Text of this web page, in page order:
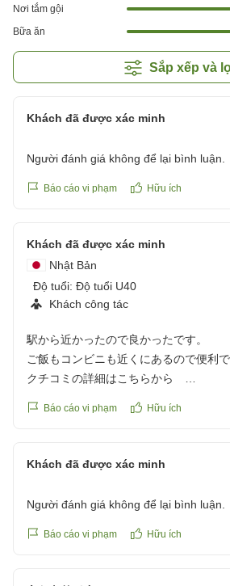
Nơi tắm gội
Bữa ăn
Sắp xếp và
Khách đã được xác minh
Người đánh giá không để lại bình luận.
Báo cáo vi phạm Hữu ích
Khách đã được xác minh
Nhật Bản
Độ tuổi: Độ tuổi U40
Khách công tác
駅から近かったので良かったです。
ご飯もコンビニも近くにあるので便利で
クチコミの詳細はこちらから
reviewId=33123478552516
Báo cáo vi phạm Hữu ích
Khách đã được xác minh
Người đánh giá không để lại bình luận.
Báo cáo vi phạm Hữu ích